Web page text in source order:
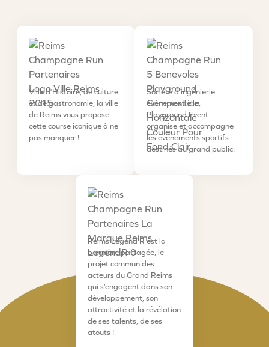
Ville d’Histoire, de culture
et de gastronomie, la ville
de Reims vous propose
cette course iconique à ne
pas manquer !
Société d’ingénierie
évènementielle,
Playground Event
organise et accompagne
les événements sportifs
destinés au grand public.
Reims Légend’R est la
bannière partagée, le
projet commun des
acteurs du Grand Reims
qui s’engagent dans son
développement, son
attractivité et la révélation
de ses talents, de ses
atouts !